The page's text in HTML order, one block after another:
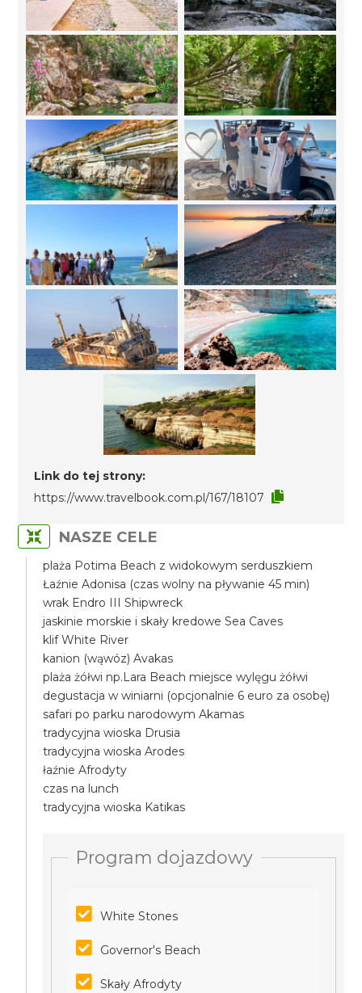
Link do tej strony:
https://www.travelbook.com.pl/167/18107
NASZE CELE
plaża Potima Beach z widokowym serduszkiem
Łaźnie Adonisa (czas wolny na pływanie 45 min)
wrak Endro III Shipwreck
jaskinie morskie i skały kredowe Sea Caves
klif White River
kanion (wąwóz) Avakas
plaża żółwi np.Lara Beach miejsce wylęgu żółwi
degustacja w winiarni (opcjonalnie 6 euro za osobę)
safari po parku narodowym Akamas
tradycyjna wioska Drusia
tradycyjna wioska Arodes
łaźnie Afrodyty
czas na lunch
tradycyjna wioska Katikas
Program dojazdowy
White Stones
Governor's Beach
Skały Afrodyty